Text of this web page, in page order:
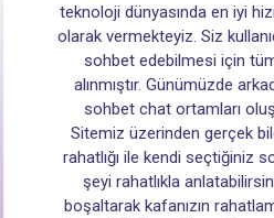
teknoloji dünyasında en iyi
olarak vermekteyiz. Siz
sohbet edebilmesi için
alınmıştır. Günümüzde
sohbet chat ortamları
Sitemiz üzerinden gerçek
rahatlığı ile kendi seçtiğiniz
şeyi rahatlıkla
boşaltarak kafanızın